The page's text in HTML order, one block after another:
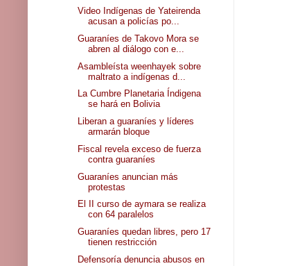
Video Indígenas de Yateirenda
acusan a policías po...
Guaraníes de Takovo Mora se
abren al diálogo con e...
Asambleísta weenhayek sobre
maltrato a indígenas d...
La Cumbre Planetaria Índigena
se hará en Bolivia
Liberan a guaraníes y líderes
armarán bloque
Fiscal revela exceso de fuerza
contra guaraníes
Guaraníes anuncian más
protestas
El II curso de aymara se realiza
con 64 paralelos
Guaraníes quedan libres, pero 17
tienen restricción
Defensoría denuncia abusos en